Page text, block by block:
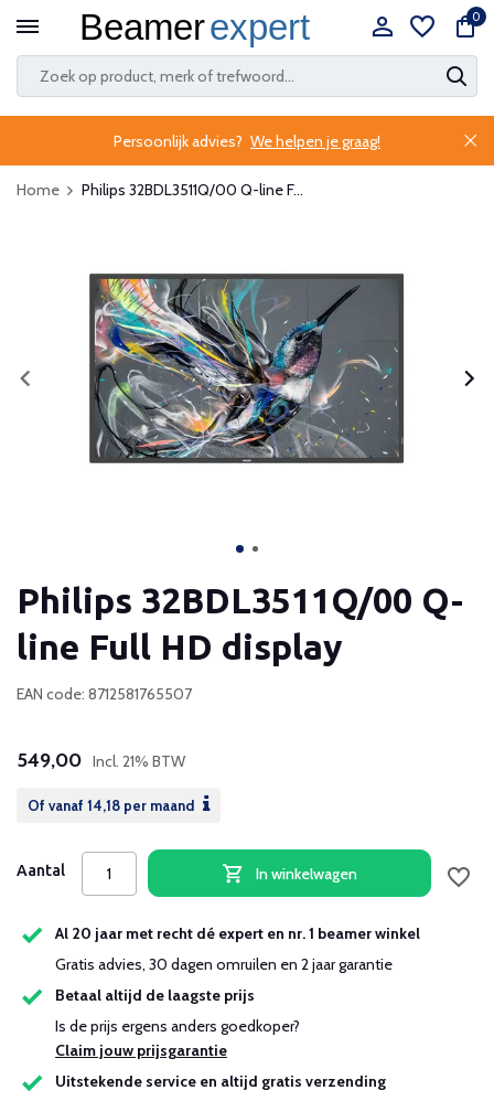
0
Persoonlijk advies? We helpen je graag!
Home Philips 32BDL3511Q/00 Q-line F...
Philips 32BDL3511Q/00 Q-
line Full HD display
EAN code: 8712581765507
549,00 Incl. 21% BTW
Of vanaf 14,18 per maand
Aantal In winkelwagen
Al 20 jaar met recht dé expert en nr. 1 beamer winkel
Gratis advies, 30 dagen omruilen en 2 jaar garantie
Betaal altijd de laagste prijs
Is de prijs ergens anders goedkoper?
Claim jouw prijsgarantie
Uitstekende service en altijd gratis verzending